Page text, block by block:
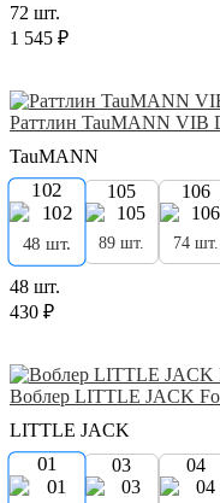
72 шт.
1 545 ₽
Раттлин TauMANN VIB
TauMANN
102
48 шт.
105
89 шт.
106
74 шт.
48 шт.
430 ₽
Воблер LITTLE JACK
LITTLE JACK
01 03 04